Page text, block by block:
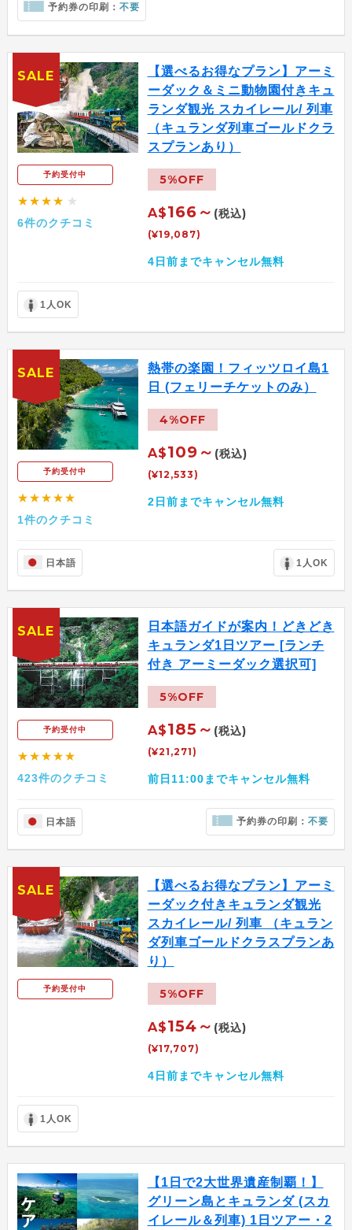
予約券の印刷： 不要
予約受付中
★★★★ ★
6件のクチコミ
【選べるお得なプラン】アーミ
ーダック＆ミニ動物園付きキュ
ランダ観光 スカイレール/ 列車
（キュランダ列車ゴールドクラ
スプランあり）
5%OFF
A$166～ (税込)
(¥19,087)
4日前までキャンセル無料
1人OK
SALE
予約受付中
★★★★★
1件のクチコミ
熱帯の楽園！フィッツロイ島1
日 (フェリーチケットのみ）
4%OFF
A$109～ (税込)
(¥12,533)
2日前までキャンセル無料
日本語 1人OK
SALE
予約受付中
★★★★★
423件のクチコミ
日本語ガイドが案内！どきどき
キュランダ1日ツアー [ランチ
付き アーミーダック選択可]
5%OFF
A$185～ (税込)
(¥21,271)
前日11:00までキャンセル無料
日本語 予約券の印刷：不要
SALE
予約受付中
【選べるお得なプラン】アーミ
ーダック付きキュランダ観光
スカイレール/ 列車 （キュラン
ダ列車ゴールドクラスプランあ
り）
5%OFF
A$154～ (税込)
(¥17,707)
4日前までキャンセル無料
1人OK
SALE
【1日で2大世界遺産制覇！】
グリーン島とキュランダ (スカ
イレール＆列車) 1日ツアー・2